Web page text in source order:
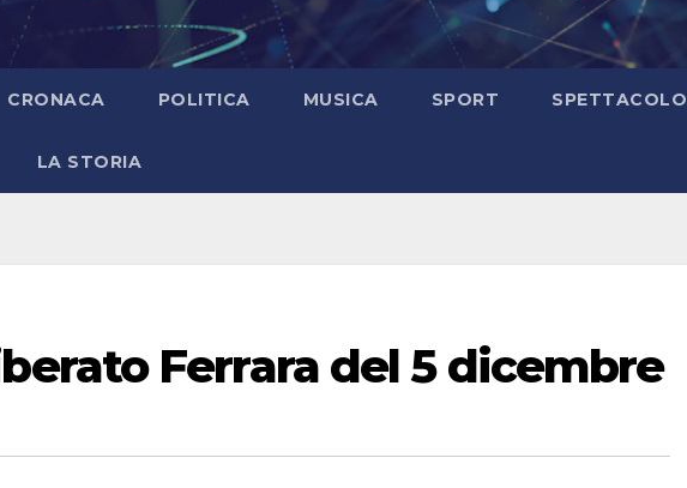
CRONACA POLITICA MUSICA SPORT SPETTACOLO
LA STORIA
Ferrara del 5 dicembre